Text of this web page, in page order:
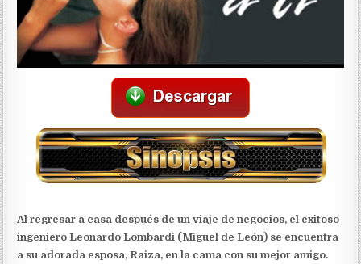
Al regresar a casa después de un viaje de negocios, el exitoso
ingeniero Leonardo Lombardi (Miguel de León) se encuentra
a su adorada esposa, Raiza, en la cama con su mejor amigo.